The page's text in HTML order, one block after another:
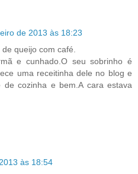
de 2013 às 18:23
queijo com café.
e cunhado.O seu sobrinho é
uma receitinha dele no blog e
de cozinha e bem.A cara estava
às 18:54